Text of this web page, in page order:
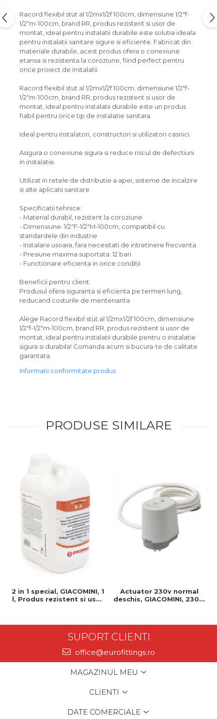
Racord flexibil stut al 1/2mx1/2f 100cm, dimensiune 1/2"f-
1/2"m-100cm, brand RR, produs rezistent si usor de
montat, ideal pentru instalatii durabile este solutia ideala
pentru instalatii sanitare sigure si eficiente. Fabricat din
materiale durabile, acest produs ofera o conexiune
etansa si rezistenta la coroziune, fiind perfect pentru
orice proiect de instalatii.
Racord flexibil stut al 1/2mx1/2f 100cm, dimensiune 1/2"f-
1/2"m-100cm, brand RR, produs rezistent si usor de
montat, ideal pentru instalatii durabile este un produs
fiabil pentru orice tip de instalatie sanitara.
Ideal pentru instalatori, constructori si utilizatori casnici.
Asigura o conexiune sigura si reduce riscul de defectiuni
in instalatie.
Utilizat in retele de distributie a apei, sisteme de incalzire
si alte aplicatii sanitare.
Specificatii tehnice:
- Material durabil, rezistent la coroziune
- Dimensiune: 1/2"F-1/2"M-100cm, compatibil cu
standardele din industrie
- Instalare usoara, fara necesitati de intretinere frecventa
- Presiune maxima suportata: 12 bari
- Functionare eficienta in orice conditii
Beneficii pentru client:
Produsul ofera siguranta si eficienta pe termen lung,
reducand costurile de mentenanta.
Alege Racord flexibil stut al 1/2mx1/2f 100cm, dimensiune
1/2"f-1/2"m-100cm, brand RR, produs rezistent si usor de
montat, ideal pentru instalatii durabile pentru o instalatie
sigura si durabila! Comanda acum si bucura-te de calitate
garantata.
Informatii conformitate produs
PRODUSE SIMILARE
2 in 1 special, GIACOMINI, 1
l, Produs rezistent si usor
Actuator 230v normal
deschis, GIACOMINI, 230v,
SUPORT CLIENTI
office@eurofittings.ro
MAGAZINUL MEU
CLIENTI
DATE COMERCIALE